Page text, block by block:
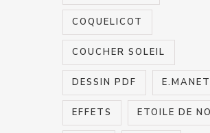
COQUELICOT
COUCHER SOLEIL
DESSIN PDF E.MANET
EFFETS ETOILE DE